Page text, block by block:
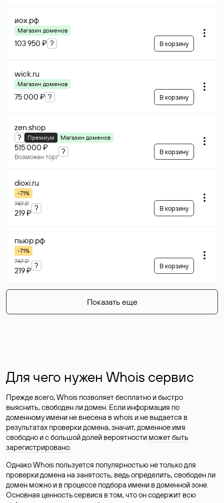
иох.рф
Магазин доменов
103 950 ₽ ? В корзину
wick.ru
Магазин доменов
75 000 ₽ ? В корзину
zen.shop
? Премиум Магазин доменов
515 000 ₽
Возможен торг
? В корзину
dioxi.ru
-71%
747 ₽
219 ₽
? В корзину
пьюр.рф
-71%
747 ₽
219 ₽
? В корзину
Показать еще
Для чего нужен Whois сервис
Прежде всего, Whois позволяет бесплатно и быстро
выяснить, свободен ли домен. Если информация по
доменному имени не внесена в whois и не выдается в
результатах проверки домена, значит, доменное имя
свободно и с большой долей вероятности может быть
зарегистрировано.
Однако Whois пользуется популярностью не только для
проверки домена на занятость, ведь определить, свободен ли
домен можно и в процессе подбора имени в доменной зоне.
Основная ценность сервиса в том, что он содержит всю